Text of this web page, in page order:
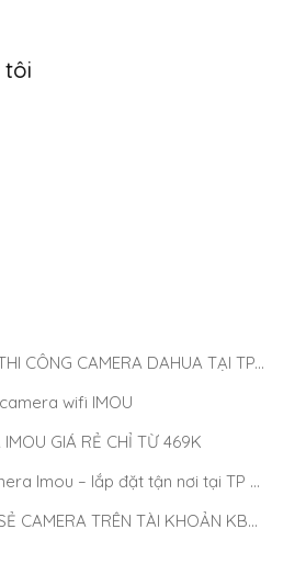
tôi
BÁO GIÁ LẮP ĐẶT THI CÔNG CAMERA DAHUA TẠI TP.HCM MỚI NHẤT 2025
wifi IMOU
GIÁ RẺ CHỈ TỪ 469K
Dịch vụ lắp đặt camera Imou – lắp đặt tận nơi tại TP Hồ Chí Minh
HƯỚNG DẪN CHIA SẺ CAMERA TRÊN TÀI KHOẢN KBONE